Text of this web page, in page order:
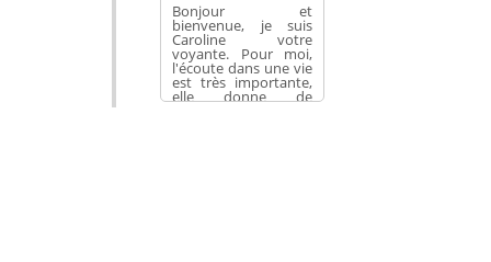
Bonjour et
bienvenue, je suis
Caroline votre
voyante. Pour moi,
l'écoute dans une vie
est très importante,
elle donne de